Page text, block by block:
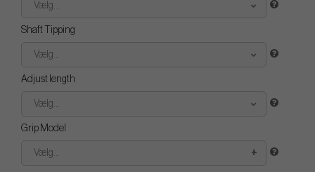
Vælg...
Shaft Tipping
Vælg...
Adjust length
Vælg...
Grip Model
Vælg...